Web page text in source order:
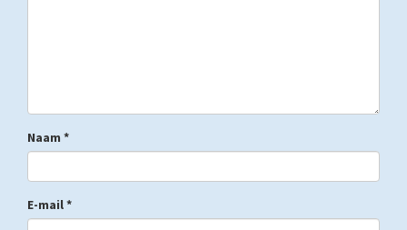
Naam *
E-mail*